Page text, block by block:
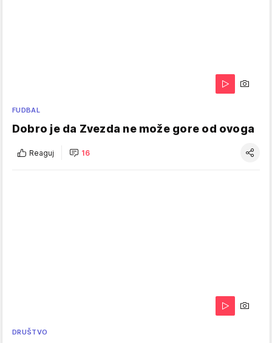
FUDBAL
Dobro je da Zvezda ne može gore od ovoga
Reaguj 16
DRUŠTVO